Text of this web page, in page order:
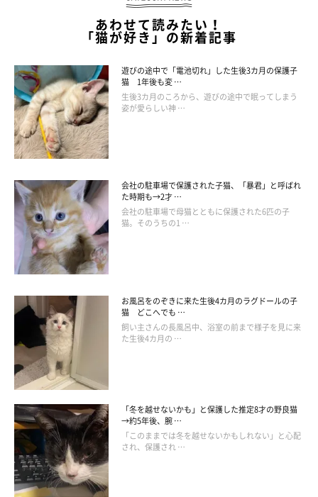
あわせて読みたい！
「猫が好き」の新着記事
遊びの途中で「電池切れ」した生後3カ月の保護子
猫 1年後も変 …
生後3カ月のころから、遊びの途中で眠ってしまう
姿が愛らしい神 …
会社の駐車場で保護された子猫、「暴君」と呼ばれ
た時期も→2才 …
会社の駐車場で母猫とともに保護された6匹の子
猫。そのうちの1 …
お風呂をのぞきに来た生後4カ月のラグドールの子
猫 どこへでも …
飼い主さんの長風呂中、浴室の前まで様子を見に来
た生後4カ月の …
「冬を越せないかも」と保護した推定8才の野良猫
→約5年後、腕 …
「このままでは冬を越せないかもしれない」と心配
され、保護され …